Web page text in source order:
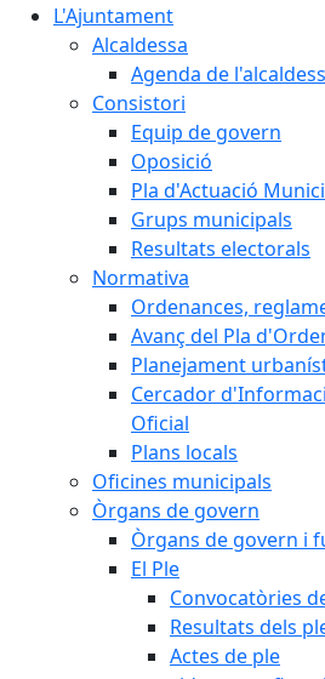
L'Ajuntament
Alcaldessa
Agenda de
Consistori
Equip de govern
Oposició
Pla d'Actuació
Grups municipals
Resultats electorals
Normativa
Ordenances,
Avanç del Pla
Planejament
Cercador
Oficial
Plans locals
Oficines municipals
Òrgans de govern
Òrgans de govern i
El Ple
Convocatòries
Resultats dels
Actes de ple